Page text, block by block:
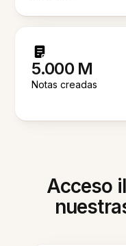
5.000 M
Notas creadas
Acceso